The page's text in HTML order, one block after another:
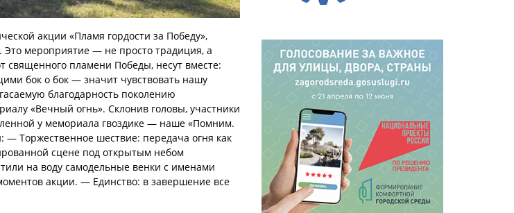
акции «Пламя гордости за Победу»,
мероприятие — не просто традиция, а
священного пламени Победы, несут вместе:
бок о бок — значит чувствовать нашу
благодарность поколению
«Вечный огнь». Склонив головы, участники
у мемориала гвоздике — наше «Помним.
Торжественное шествие: передача огня как
сцене под открытым небом
на воду самодельные венки с именами
акции. — Единство: в завершение все